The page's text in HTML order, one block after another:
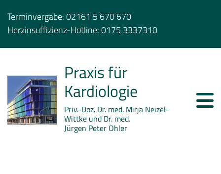
Terminvergabe:02161 5 670 670
Herzinsuffizienz-Hotline:0175 3337310
Praxis für
Kardiologie
Priv.-Doz. Dr. med. Mirja Neizel-
Wittke und Dr. med.
Jürgen Peter Ohler